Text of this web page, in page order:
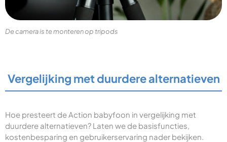
De camera is te monteren op tripods
Vergelijking met duurdere alternatieven
Hoe presteert de Action babyfoon in vergelijking met
duurdere alternatieven? Laten we de basisfuncties,
kostenbesparing en gebruikerservaring nader bekijken.